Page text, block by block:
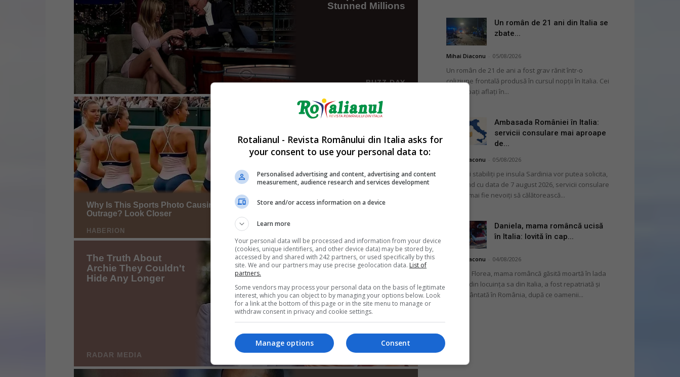
Un român de 21 ani din Italia se
zbate...
Mihai Diaconu 05/08/2026
Un român de 21 de ani a fost grav rănit într-o
coliziune frontală produsă în cursul nopții în Italia. Cei
doi bărbați aflați în...
Ambasada României în Italia:
servicii consulare mai aproape
de...
Mihai Diaconu 05/08/2026
Românii stabiliți pe insula Sardinia vor putea solicita,
începând cu data de 7 august 2026, servicii consulare
fără să mai fie nevoiți să călătorească...
Daniela, mama româncă ucisă
în Italia: lovită în cap...
Mihai Diaconu 04/08/2026
Daniela Florea, mama româncă găsită moartă în lada
patului din locuința sa din Italia, a fost repatriată și
înmormântată în România, după ce oamenii...
Rotalianul - Revista Românului din Italia asks for
your consent to use your personal data to:
Personalised advertising and content, advertising and content
measurement, audience research and services development
Store and/or access information on a device
Learn more
Your personal data will be processed and information from your device
(cookies, unique identifiers, and other device data) may be stored by,
accessed by and shared with 242 partners, or used specifically by this
site. We and our partners may use precise geolocation data. List of
partners.
Some vendors may process your personal data on the basis of legitimate
interest, which you can object to by managing your options below. Look
for a link at the bottom of this page or in the site menu to manage or
withdraw consent in privacy and cookie settings.
Consent
Manage options